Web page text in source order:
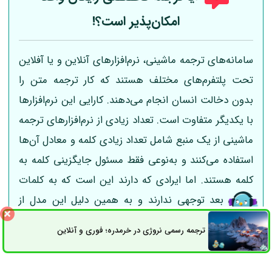
امکان‌پذیر است؟!
سامانه‌های ترجمه ماشینی، نرم‌افزارهای آنلاین و یا آفلاین
تحت پلتفرم‌های مختلف هستند که کار ترجمه متن را
بدون دخالت انسان انجام می‌دهند. کارایی این نرم‌افزارها
با یکدیگر متفاوت است. تعداد زیادی از نرم‌افزارهای ترجمه
ماشینی از یک منبع شامل تعداد زیادی کلمه و معادل آن‌ها
استفاده می‌کنند و به‌نوعی فقط مسئول جایگزینی کلمه به
کلمه هستند. اما ایرادی که دارند این است که به کلمات
قبل و بعد توجهی ندارند و به همین دلیل این مدل از
نرم‌افزارهای ترجمه ایرادات و اشکالات زیادی دارند و در
حالتی که متن ترجمه کمی پیچیده شود، دیگر ترجمه‌ای که
ترجمه رسمی نروژی در خرمدره؛ فوری و آنلاینثبت سفارش راه های ارتباطی